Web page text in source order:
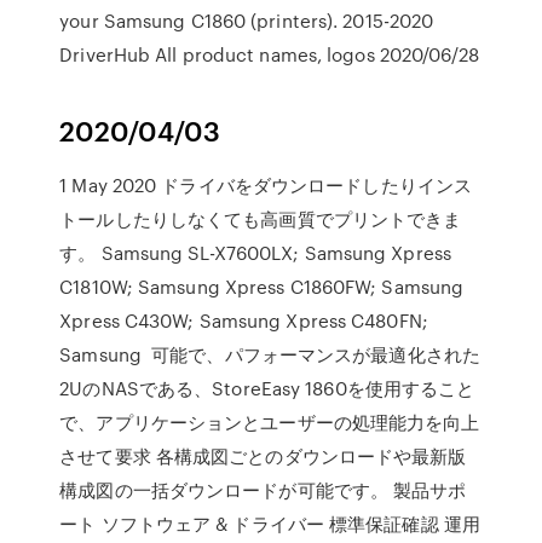
your Samsung C1860 (printers). 2015-2020
DriverHub All product names, logos 2020/06/28
2020/04/03
1 May 2020 ドライバをダウンロードしたりインス
トールしたりしなくても高画質でプリントできま
す。 Samsung SL-X7600LX; Samsung Xpress
C1810W; Samsung Xpress C1860FW; Samsung
Xpress C430W; Samsung Xpress C480FN;
Samsung 可能で、パフォーマンスが最適化された
2UのNASである、StoreEasy 1860を使用すること
で、アプリケーションとユーザーの処理能力を向上
させて要求 各構成図ごとのダウンロードや最新版
構成図の一括ダウンロードが可能です。 製品サポ
ート ソフトウェア & ドライバー 標準保証確認 運用